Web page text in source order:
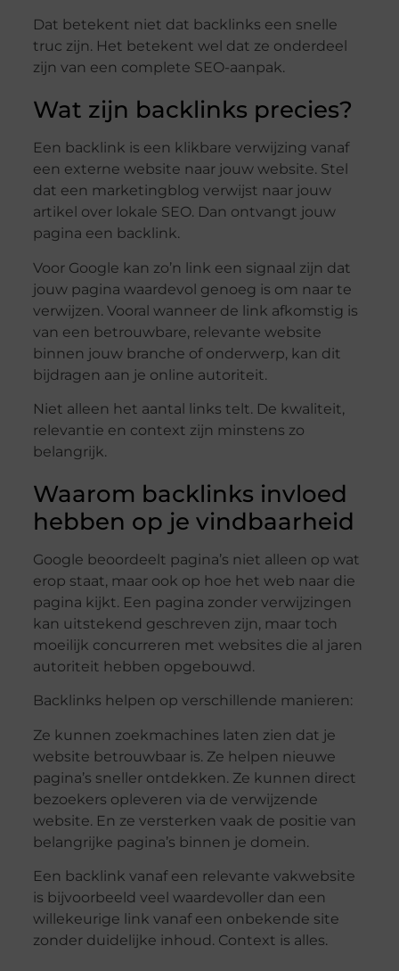
Dat betekent niet dat backlinks een snelle
truc zijn. Het betekent wel dat ze onderdeel
zijn van een complete SEO-aanpak.
Wat zijn backlinks precies?
Een backlink is een klikbare verwijzing vanaf
een externe website naar jouw website. Stel
dat een marketingblog verwijst naar jouw
artikel over lokale SEO. Dan ontvangt jouw
pagina een backlink.
Voor Google kan zo’n link een signaal zijn dat
jouw pagina waardevol genoeg is om naar te
verwijzen. Vooral wanneer de link afkomstig is
van een betrouwbare, relevante website
binnen jouw branche of onderwerp, kan dit
bijdragen aan je online autoriteit.
Niet alleen het aantal links telt. De kwaliteit,
relevantie en context zijn minstens zo
belangrijk.
Waarom backlinks invloed
hebben op je vindbaarheid
Google beoordeelt pagina’s niet alleen op wat
erop staat, maar ook op hoe het web naar die
pagina kijkt. Een pagina zonder verwijzingen
kan uitstekend geschreven zijn, maar toch
moeilijk concurreren met websites die al jaren
autoriteit hebben opgebouwd.
Backlinks helpen op verschillende manieren:
Ze kunnen zoekmachines laten zien dat je
website betrouwbaar is. Ze helpen nieuwe
pagina’s sneller ontdekken. Ze kunnen direct
bezoekers opleveren via de verwijzende
website. En ze versterken vaak de positie van
belangrijke pagina’s binnen je domein.
Een backlink vanaf een relevante vakwebsite
is bijvoorbeeld veel waardevoller dan een
willekeurige link vanaf een onbekende site
zonder duidelijke inhoud. Context is alles.